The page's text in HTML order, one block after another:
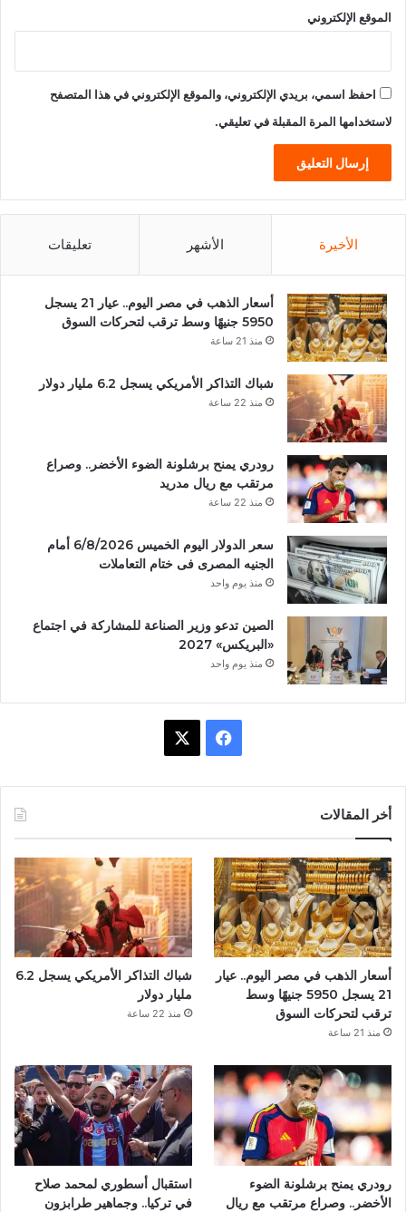
الموقع الإلكتروني
احفظ اسمي، بريدي الإلكتروني، والموقع الإلكتروني في هذا المتصفح
لاستخدامها المرة المقبلة في تعليقي.
الأخيرة الأشهر تعليقات
أسعار الذهب في مصر اليوم.. عيار 21 يسجل
5950 جنيهًا وسط ترقب لتحركات السوق
منذ 21 ساعة
شباك التذاكر الأمريكي يسجل 6.2 مليار دولار
منذ 22 ساعة
رودري يمنح برشلونة الضوء الأخضر.. وصراع
مرتقب مع ريال مدريد
منذ 22 ساعة
سعر الدولار اليوم الخميس 6/8/2026 أمام
الجنيه المصرى فى ختام التعاملات
منذ يوم واحد
الصين تدعو وزير الصناعة للمشاركة في اجتماع
«البريكس» 2027
منذ يوم واحد
و
ك
أخر المقالات
أسعار الذهب في مصر اليوم.. عيار
21 يسجل 5950 جنيهًا وسط
ترقب لتحركات السوق
منذ 21 ساعة
شباك التذاكر الأمريكي يسجل 6.2
مليار دولار
منذ 22 ساعة
رودري يمنح برشلونة الضوء
الأخضر.. وصراع مرتقب مع ريال
استقبال أسطوري لمحمد صلاح
في تركيا.. وجماهير طرابزون